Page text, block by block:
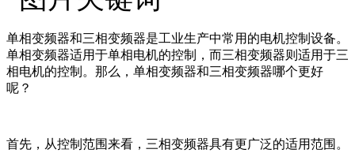
单相变频器和三相变频器是工业生产中常用的电机控制设备。
单相变频器适用于单相电机的控制，而三相变频器则适用于三
相电机的控制。那么，单相变频器和三相变频器哪个更好
呢？
首先，从控制范围来看，三相变频器具有更广泛的适用范围。